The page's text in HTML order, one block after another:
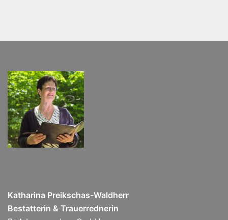
Katharina Preikschas-Waldherr
Bestatterin & Trauerrednerin